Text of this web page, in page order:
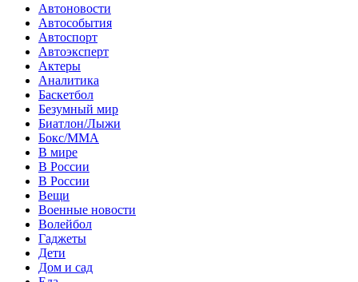
Автоновости
Автособытия
Автоспорт
Автоэксперт
Актеры
Аналитика
Баскетбол
Безумный мир
Биатлон/Лыжи
Бокс/MMA
В мире
В России
В России
Вещи
Военные новости
Волейбол
Гаджеты
Дети
Дом и сад